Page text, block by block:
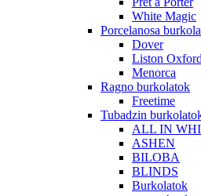
White Magic
Porcelanosa
Dover
Liston Oxford
Menorca
Ragno burkolatok
Freetime
Tubadzin
ALL IN
ASHEN
BILOBA
BLINDS
Burkolatok